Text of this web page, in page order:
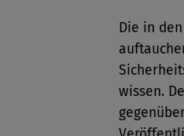
Die in
wissen.